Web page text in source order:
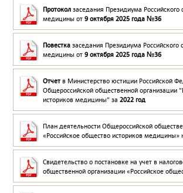
Протокол заседания Президиума Российского
медицины от 9 октября 2025 года №36
Повестка заседания Президиума Российского
медицины от 9 октября 2025 года №36
Отчет в Министерство юстиции Российской
Общероссийской общественной организации
историков медицины" за 2022 год
План деятельности Общероссийской
«Российское общество историков медицины»
Свидетельство о постановке на учет в
общественной организации «Российское